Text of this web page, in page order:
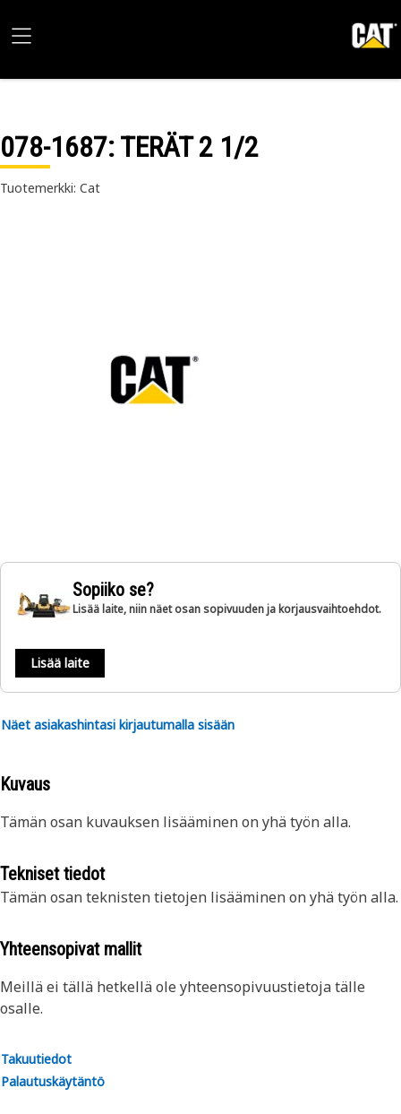
078-1687: TERÄT 2 1/2
Tuotemerkki: Cat
Sopiiko se?
Lisää laite, niin näet osan sopivuuden ja korjausvaihtoehdot.
Lisää laite
Näet asiakashintasi kirjautumalla sisään
Kuvaus
Tämän osan kuvauksen lisääminen on yhä työn alla.
Tekniset tiedot
Tämän osan teknisten tietojen lisääminen on yhä työn alla.
Yhteensopivat mallit
Meillä ei tällä hetkellä ole yhteensopivuustietoja tälle
osalle.
Takuutiedot
Palautuskäytäntö